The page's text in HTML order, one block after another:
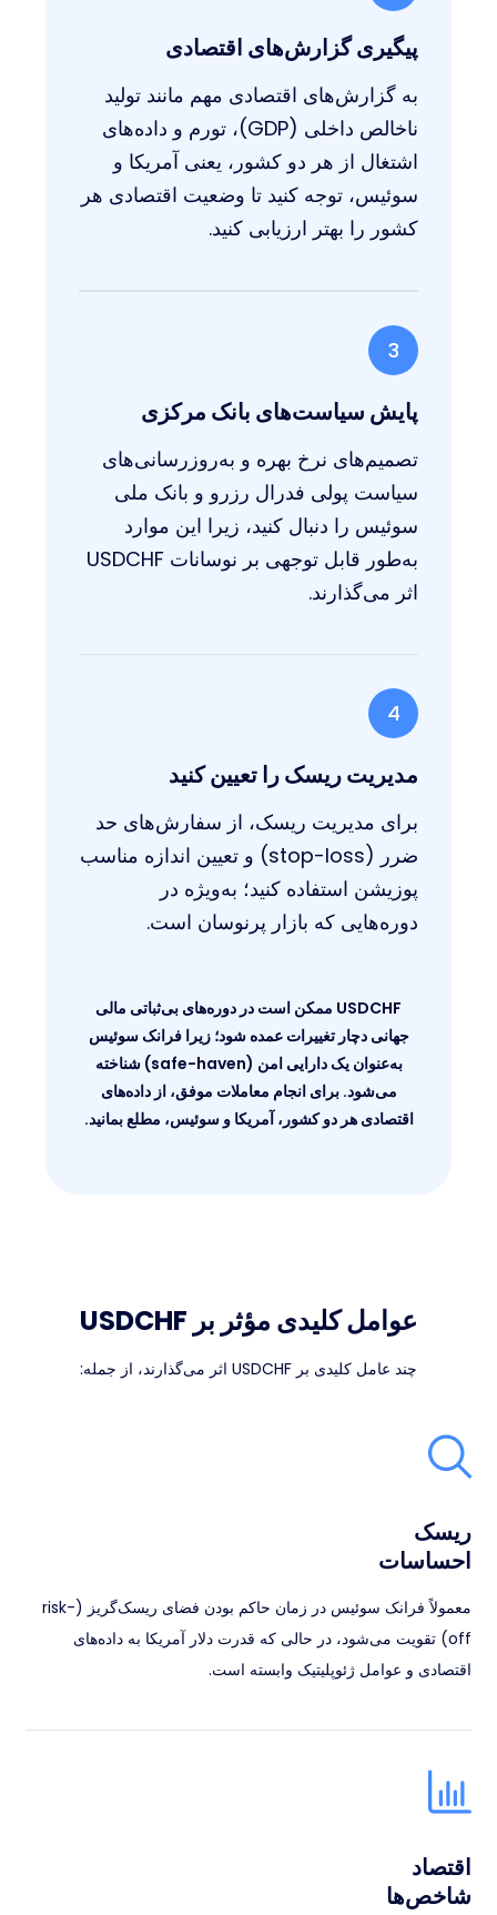
پیگیری گزارش‌های اقتصادی
به گزارش‌های اقتصادی مهم مانند تولید
ناخالص داخلی (GDP)، تورم و داده‌های
اشتغال از هر دو کشور، یعنی آمریکا و
سوئیس، توجه کنید تا وضعیت اقتصادی هر
کشور را بهتر ارزیابی کنید.
3
پایش سیاست‌های بانک مرکزی
تصمیم‌های نرخ بهره و به‌روزرسانی‌های
سیاست پولی فدرال رزرو و بانک ملی
سوئیس را دنبال کنید، زیرا این موارد
به‌طور قابل توجهی بر نوسانات USDCHF
اثر می‌گذارند.
4
مدیریت ریسک را تعیین کنید
برای مدیریت ریسک، از سفارش‌های حد
ضرر (stop-loss) و تعیین اندازه مناسب
پوزیشن استفاده کنید؛ به‌ویژه در
دوره‌هایی که بازار پرنوسان است.
USDCHF ممکن است در دوره‌های بی‌ثباتی مالی
جهانی دچار تغییرات عمده شود؛ زیرا فرانک سوئیس
به‌عنوان یک دارایی امن (safe-haven) شناخته
می‌شود. برای انجام معاملات موفق، از داده‌های
اقتصادی هر دو کشور، آمریکا و سوئیس، مطلع بمانید.
عوامل کلیدی مؤثر بر USDCHF
چند عامل کلیدی بر USDCHF اثر می‌گذارند، از جمله:
ریسک
احساسات
معمولاً فرانک سوئیس در زمان حاکم بودن فضای ریسک‌گریز (risk-
off) تقویت می‌شود، در حالی که قدرت دلار آمریکا به داده‌های
اقتصادی و عوامل ژئوپلیتیک وابسته است.
اقتصاد
شاخص‌ها